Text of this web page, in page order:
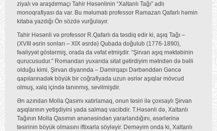
ziyalı və araşdırmaçı Tahir Həsənlinin “Xaltanlı Tağı” adlı
monoqrafiyası da var. Bu məlumatı professor Ramazan Qafarlı həmin
kitaba yazdığı Ön sözdə vurğulayır.
Tahir Həsənli və professor R.Qafarlı da təsdiq edir ki, aşıq Tağı –
(XVIII əsrin sonları – XIX əsrdə) Qubada doğulub (1776-1890),
fəaliyyət göstərmiş, orada da vəfat etmişdir. “Şirvan aşıq məktəbinin
qurucusudur.” Romandan yuxarıda sitat gətirdiyim mətndən də bəlli
olduğu kimi, Şirvan diyarında – Dəmirqapı Dərbənddən Gəncə
qapılarınadək böyük bir coğrafiyada uzun əsrlər aşıqlar mövcud
olmuş, xalq içində tanınmış, sevilmişdir.
Ən azından Molla Qasımı xatırlamaq, onun təsiri ilə çoxsaylı Şirvan
aşıqlarının yetişdiyini yada salmaq vacibdir. T.Həsənli də, Xaltanlı
Tağının Molla Qasımın ənənəsindən yararlandığını, əsərlərinə
təsirinin böyük olmasını iftixarla söyləyir. Deməyim onda ki, Xaltanlı